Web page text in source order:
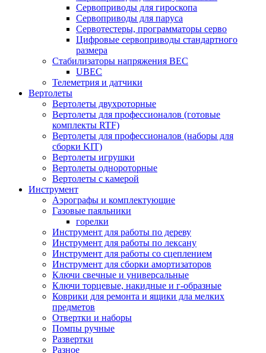
Сервоприводы для гироскопа
Сервоприводы для паруса
Сервотестеры, программаторы серво
Цифровые сервоприводы стандартного
размера
Стабилизаторы напряжения BEC
UBEC
Телеметрия и датчики
Вертолеты
Вертолеты двухроторные
Вертолеты для профессионалов (готовые
комплекты RTF)
Вертолеты для профессионалов (наборы для
сборки KIT)
Вертолеты игрушки
Вертолеты однороторные
Вертолеты с камерой
Инструмент
Аэрографы и комплектующие
Газовые паяльники
горелки
Инструмент для работы по дереву
Инструмент для работы по лексану
Инструмент для работы со сцеплением
Инструмент для сборки амортизаторов
Ключи свечные и универсальные
Ключи торцевые, накидные и г-образные
Коврики для ремонта и ящики дла мелких
предметов
Отвертки и наборы
Помпы ручные
Развертки
Разное